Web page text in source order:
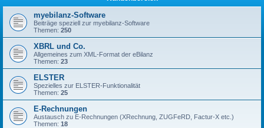
myebilanz-Software
Beiträge speziell zur myebilanz-Software
Themen: 250
XBRL und Co.
Allgemeines zum XML-Format der eBilanz
Themen: 23
ELSTER
Spezielles zur ELSTER-Funktionalität
Themen: 25
E-Rechnungen
Austausch zu E-Rechnungen (XRechnung, ZUGFeRD, Factur-X etc.)
Themen: 18